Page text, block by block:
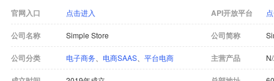
官网入口 点击进入 API开放平台
公司名称 Simple Store 公司简称
公司分类 电子商务 电商SAAS 平台电商 主营产品